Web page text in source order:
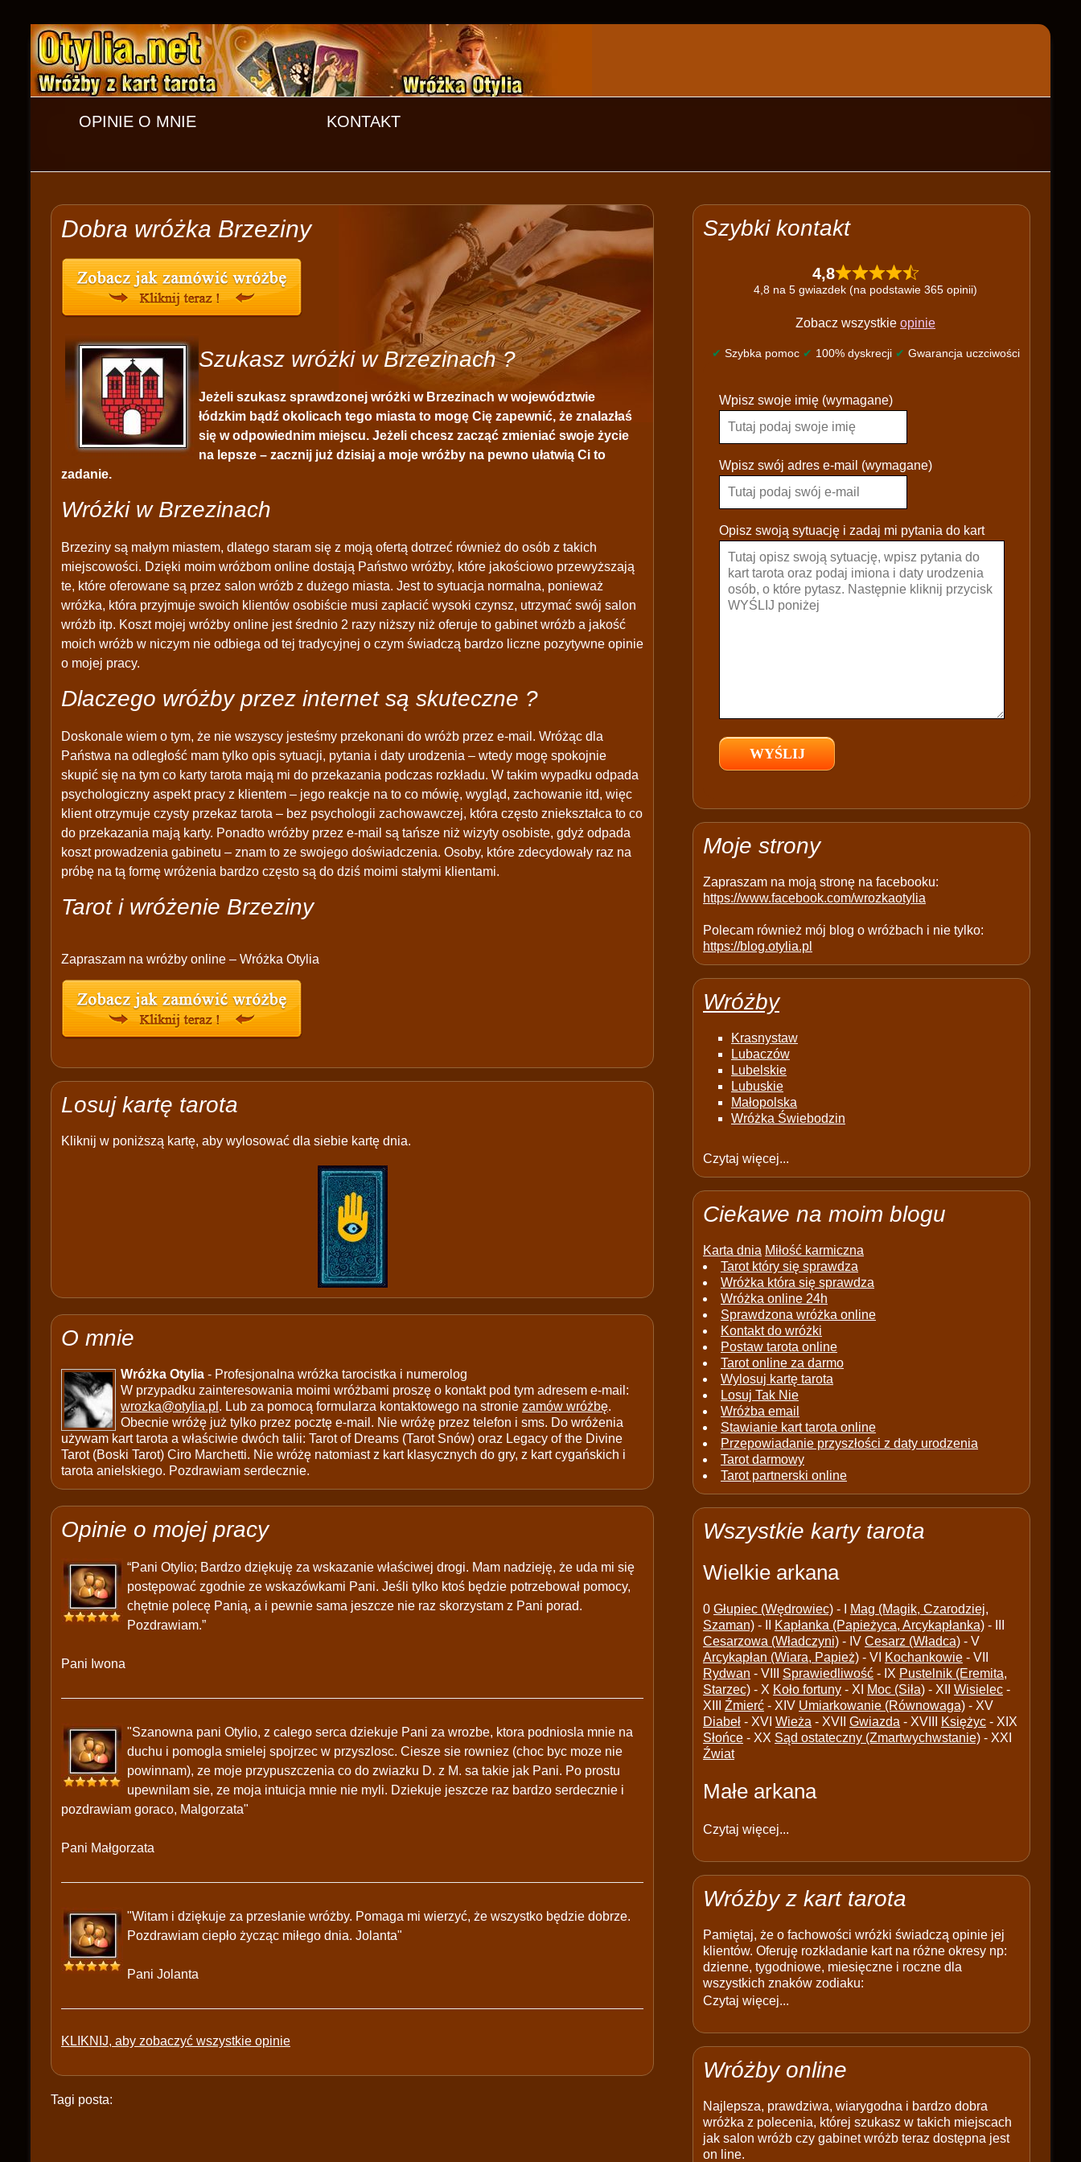
OPINIE O MNIE KONTAKT
Dobra wróżka Brzeziny
Szukasz wróżki w Brzezinach ?
Jeżeli szukasz sprawdzonej wróżki w Brzezinach w województwie
łódzkim bądź okolicach tego miasta to mogę Cię zapewnić, że znalazłaś
się w odpowiednim miejscu. Jeżeli chcesz zacząć zmieniać swoje życie
na lepsze – zacznij już dzisiaj a moje wróżby na pewno ułatwią Ci to
zadanie.
Wróżki w Brzezinach
Brzeziny są małym miastem, dlatego staram się z moją ofertą dotrzeć również do osób z takich
miejscowości. Dzięki moim wróżbom online dostają Państwo wróżby, które jakościowo przewyższają
te, które oferowane są przez salon wróżb z dużego miasta. Jest to sytuacja normalna, ponieważ
wróżka, która przyjmuje swoich klientów osobiście musi zapłacić wysoki czynsz, utrzymać swój salon
wróżb itp. Koszt mojej wróżby online jest średnio 2 razy niższy niż oferuje to gabinet wróżb a jakość
moich wróżb w niczym nie odbiega od tej tradycyjnej o czym świadczą bardzo liczne pozytywne opinie
o mojej pracy.
Dlaczego wróżby przez internet są skuteczne ?
Doskonale wiem o tym, że nie wszyscy jesteśmy przekonani do wróżb przez e-mail. Wróżąc dla
Państwa na odległość mam tylko opis sytuacji, pytania i daty urodzenia – wtedy mogę spokojnie
skupić się na tym co karty tarota mają mi do przekazania podczas rozkładu. W takim wypadku odpada
psychologiczny aspekt pracy z klientem – jego reakcje na to co mówię, wygląd, zachowanie itd, więc
klient otrzymuje czysty przekaz tarota – bez psychologii zachowawczej, która często zniekształca to co
do przekazania mają karty. Ponadto wróżby przez e-mail są tańsze niż wizyty osobiste, gdyż odpada
koszt prowadzenia gabinetu – znam to ze swojego doświadczenia. Osoby, które zdecydowały raz na
próbę na tą formę wróżenia bardzo często są do dziś moimi stałymi klientami.
Tarot i wróżenie Brzeziny
Zapraszam na wróżby online – Wróżka Otylia
Losuj kartę tarota
Kliknij w poniższą kartę, aby wylosować dla siebie kartę dnia.
O mnie
Wróżka Otylia - Profesjonalna wróżka tarocistka i numerolog
W przypadku zainteresowania moimi wróżbami proszę o kontakt pod tym adresem e-mail:
wrozka@otylia.pl . Lub za pomocą formularza kontaktowego na stronie zamów wróżbę.
Obecnie wróżę już tylko przez pocztę e-mail. Nie wróżę przez telefon i sms. Do wróżenia
używam kart tarota a właściwie dwóch talii: Tarot of Dreams (Tarot Snów) oraz Legacy of the Divine
Tarot (Boski Tarot) Ciro Marchetti. Nie wróżę natomiast z kart klasycznych do gry, z kart cygańskich i
tarota anielskiego. Pozdrawiam serdecznie.
Opinie o mojej pracy
“Pani Otylio; Bardzo dziękuję za wskazanie właściwej drogi. Mam nadzieję, że uda mi się
postępować zgodnie ze wskazówkami Pani. Jeśli tylko ktoś będzie potrzebował pomocy,
chętnie polecę Panią, a i pewnie sama jeszcze nie raz skorzystam z Pani porad.
Pozdrawiam.”
Pani Iwona
"Szanowna pani Otylio, z calego serca dziekuje Pani za wrozbe, ktora podniosla mnie na
duchu i pomogla smielej spojrzec w przyszlosc. Ciesze sie rowniez (choc byc moze nie
powinnam), ze moje przypuszczenia co do zwiazku D. z M. sa takie jak Pani. Po prostu
upewnilam sie, ze moja intuicja mnie nie myli. Dziekuje jeszcze raz bardzo serdecznie i
pozdrawiam goraco, Malgorzata"
Pani Małgorzata
"Witam i dziękuje za przesłanie wróżby. Pomaga mi wierzyć, że wszystko będzie dobrze.
Pozdrawiam ciepło życząc miłego dnia. Jolanta"
Pani Jolanta
KLIKNIJ, aby zobaczyć wszystkie opinie
Tagi posta:
Szybki kontakt
4,8
4,8 na 5 gwiazdek (na podstawie 365 opinii)
Zobacz wszystkie opinie
✔ Szybka pomoc ✔ 100% dyskrecji ✔ Gwarancja uczciwości
l
a
s
e
a
e
e
p
y
Wpisz swoje imię (wymagane)
Wpisz swój adres e-mail (wymagane)
Opisz swoją sytuację i zadaj mi pytania do kart
Moje strony
Zapraszam na moją stronę na facebooku:
https://www.facebook.com/wrozkaotylia
Polecam również mój blog o wróżbach i nie tylko:
https://blog.otylia.pl
Wróżby
Krasnystaw
Lubaczów
Lubelskie
Lubuskie
Małopolska
Wróżka Świebodzin
Czytaj więcej...
Ciekawe na moim blogu
Karta dnia Miłość karmiczna
Tarot który się sprawdza
Wróżka która się sprawdza
Wróżka online 24h
Sprawdzona wróżka online
Kontakt do wróżki
Postaw tarota online
Tarot online za darmo
Wylosuj kartę tarota
Losuj Tak Nie
Wróżba email
Stawianie kart tarota online
Przepowiadanie przyszłości z daty urodzenia
Tarot darmowy
Tarot partnerski online
Wszystkie karty tarota
Wielkie arkana
0 Głupiec (Wędrowiec) - I
Mag (Magik, Czarodziej,
Szaman) - II Kapłanka (Papieżyca, Arcykapłanka) - III
Cesarzowa (Władczyni) - IV Cesarz (Władca) - V
Arcykapłan (Wiara, Papież) - VI Kochankowie - VII
Rydwan - VIII Sprawiedliwość - IX Pustelnik (Eremita,
Starzec) - X Koło fortuny - XI Moc (Siła) - XII Wisielec -
XIII Źmierć - XIV Umiarkowanie (Równowaga) - XV
Diabeł - XVI Wieża - XVII Gwiazda - XVIII Księżyc - XIX
Słońce - XX Sąd ostateczny (Zmartwychwstanie) - XXI
Źwiat
Małe arkana
Czytaj więcej...
Wróżby z kart tarota
Pamiętaj, że o fachowości wróżki świadczą opinie jej
klientów. Oferuję rozkładanie kart na różne okresy np:
dzienne, tygodniowe, miesięczne i roczne dla
wszystkich znaków zodiaku:
Czytaj więcej...
Wróżby online
Najlepsza, prawdziwa, wiarygodna i bardzo dobra
wróżka z polecenia, której szukasz w takich miejscach
jak salon wróżb czy gabinet wróżb teraz dostępna jest
on line.